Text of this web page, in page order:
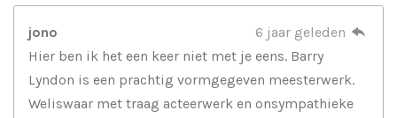
jono
6 jaar geleden
Hier ben ik het een keer niet met je eens. Barry
Lyndon is een prachtig vormgegeven meesterwerk.
Weliswaar met traag acteerwerk en onsympathieke